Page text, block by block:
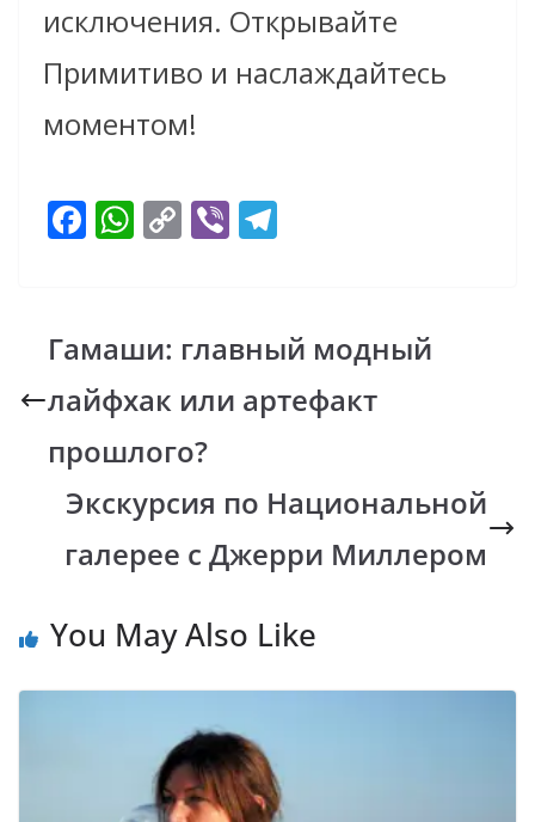
исключения. Открывайте
Примитиво и наслаждайтесь
моментом!
F
b
o
o
k
W
s
A
p
p
C
y
Li
n
k
Vi
gr
a
m
Гамаши: главный модный
лайфхак или артефакт
прошлого?
Экскурсия по Национальной
галерее с Джерри Миллером
You May Also Like